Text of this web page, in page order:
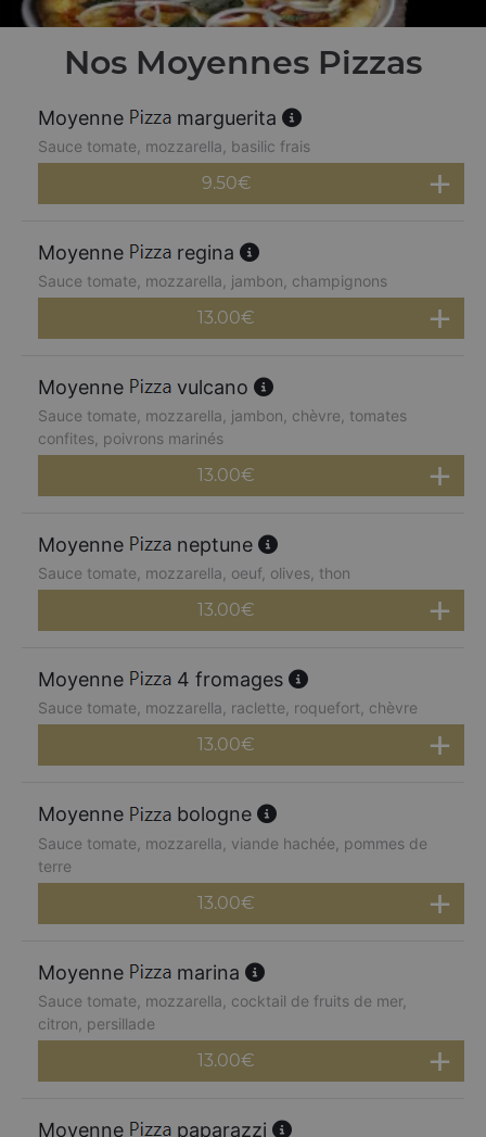
Nos Moyennes Pizzas
Moyenne marguerita
Sauce tomate, mozzarella, basilic frais
9.50€
Moyenne regina
Sauce tomate, mozzarella, jambon, champignons
13.00€
Moyenne vulcano
Sauce tomate, mozzarella, jambon, chèvre, tomates
confites, poivrons marinés
13.00€
Moyenne neptune
Sauce tomate, mozzarella, oeuf, olives, thon
13.00€
Moyenne 4 fromages
Sauce tomate, mozzarella, raclette, roquefort, chèvre
13.00€
Moyenne bologne
Sauce tomate, mozzarella, viande hachée, pommes de
terre
13.00€
Moyenne marina
Sauce tomate, mozzarella, cocktail de fruits de mer,
citron, persillade
13.00€
Moyenne paparazzi